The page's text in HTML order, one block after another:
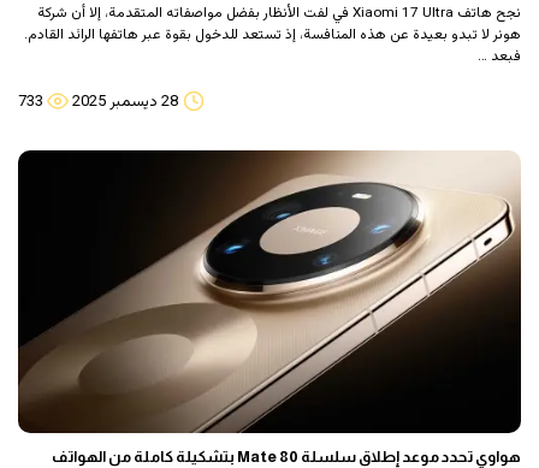
نجح هاتف Xiaomi 17 Ultra في لفت الأنظار بفضل مواصفاته المتقدمة، إلا أن شركة
هونر لا تبدو بعيدة عن هذه المنافسة، إذ تستعد للدخول بقوة عبر هاتفها الرائد القادم.
فبعد …
28 ديسمبر 2025 733
هواوي تحدد موعد إطلاق سلسلة Mate 80 بتشكيلة كاملة من الهواتف